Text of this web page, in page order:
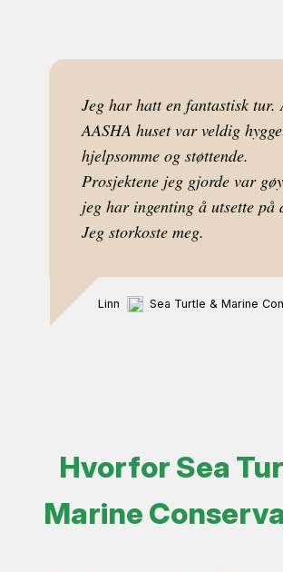
Jeg har hatt en fantastisk tur.
AASHA huset var veldig
hjelpsomme og støttende.
Prosjektene jeg gjorde var
jeg har ingenting å utsette på
Jeg storkoste meg.
Linn Sea Turtle & Marine
Hvorfor Sea
Marine